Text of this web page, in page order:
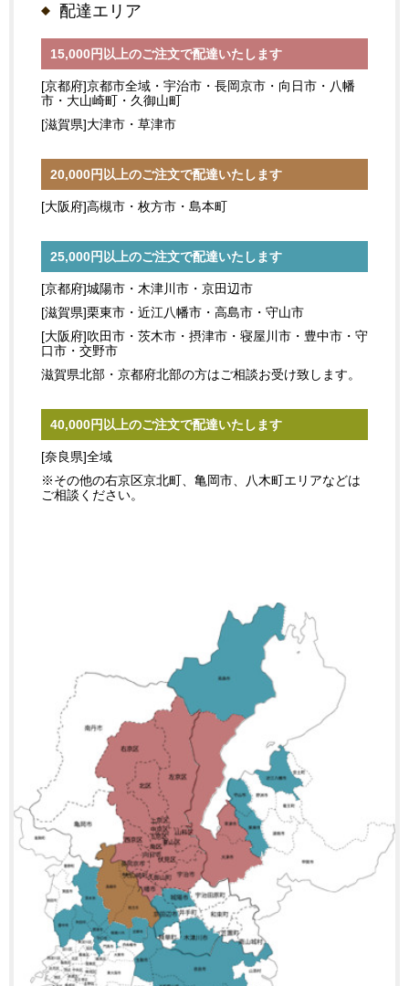
配達エリア
15,000円以上のご注文で配達いたします
[京都府]京都市全域・宇治市・長岡京市・向日市・八幡
市・大山崎町・久御山町
[滋賀県]大津市・草津市
20,000円以上のご注文で配達いたします
[大阪府]高槻市・枚方市・島本町
25,000円以上のご注文で配達いたします
[京都府]城陽市・木津川市・京田辺市
[滋賀県]栗東市・近江八幡市・高島市・守山市
[大阪府]吹田市・茨木市・摂津市・寝屋川市・豊中市・守
口市・交野市
滋賀県北部・京都府北部の方はご相談お受け致します。
40,000円以上のご注文で配達いたします
[奈良県]全域
※その他の右京区京北町、亀岡市、八木町エリアなどは
ご相談ください。